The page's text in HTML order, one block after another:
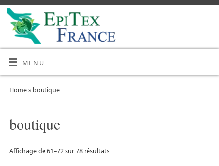
MENU
Home»boutique
boutique
Affichage de 61–72 sur 78 résultats